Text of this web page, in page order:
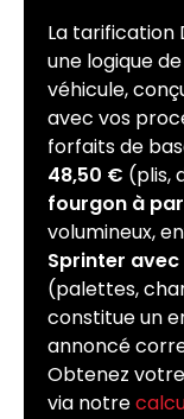
La tarification
une logique
véhicule,
avec vos
forfaits de
48,50 € (plis,
fourgon à
volumineux,
Sprinter avec
(palettes,
constitue un
annoncé
Obtenez
via notre